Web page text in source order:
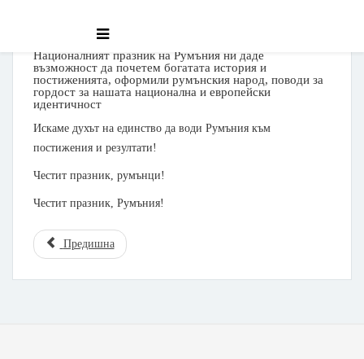
Националният празник на Румъния ни даде
възможност да почетем богатата история и
постиженията, оформили румънския народ, поводи за
гордост за нашата национална и европейски
идентичност
Искаме духът на единство да води Румъния към
постижения и резултати!
Честит празник, румънци!
Честит празник, Румъния!
Предишна